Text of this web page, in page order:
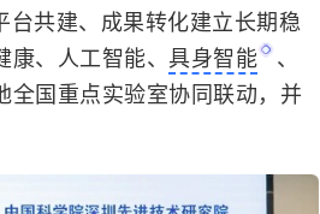
共建、成果转化建立长期稳
、人工智能、 具身智能
、
全国重点实验室协同联动，并